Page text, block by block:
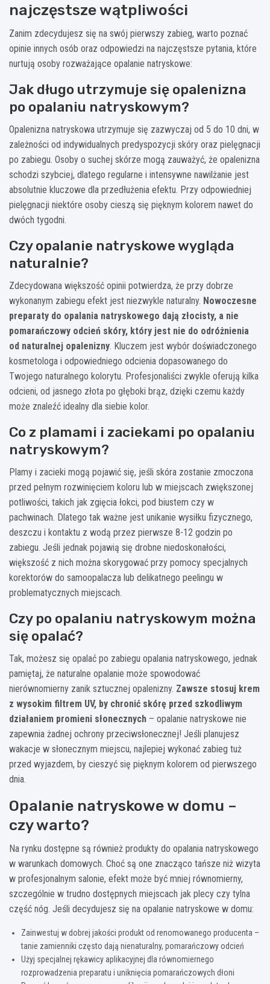
najczęstsze wątpliwości
Zanim zdecydujesz się na swój pierwszy zabieg, warto poznać
opinie innych osób oraz odpowiedzi na najczęstsze pytania, które
nurtują osoby rozważające opalanie natryskowe:
Jak długo utrzymuje się opalenizna
po opalaniu natryskowym?
Opalenizna natryskowa utrzymuje się zazwyczaj od 5 do 10 dni, w
zależności od indywidualnych predyspozycji skóry oraz pielęgnacji
po zabiegu. Osoby o suchej skórze mogą zauważyć, że opalenizna
schodzi szybciej, dlatego regularne i intensywne nawilżanie jest
absolutnie kluczowe dla przedłużenia efektu. Przy odpowiedniej
pielęgnacji niektóre osoby cieszą się pięknym kolorem nawet do
dwóch tygodni.
Czy opalanie natryskowe wygląda
naturalnie?
Zdecydowana większość opinii potwierdza, że przy dobrze
wykonanym zabiegu efekt jest niezwykle naturalny. Nowoczesne
preparaty do opalania natryskowego dają złocisty, a nie
pomarańczowy odcień skóry, który jest nie do odróżnienia
od naturalnej opalenizny. Kluczem jest wybór doświadczonego
kosmetologa i odpowiedniego odcienia dopasowanego do
Twojego naturalnego kolorytu. Profesjonaliści zwykle oferują kilka
odcieni, od jasnego złota po głęboki brąz, dzięki czemu każdy
może znaleźć idealny dla siebie kolor.
Co z plamami i zaciekami po opalaniu
natryskowym?
Plamy i zacieki mogą pojawić się, jeśli skóra zostanie zmoczona
przed pełnym rozwinięciem koloru lub w miejscach zwiększonej
potliwości, takich jak zgięcia łokci, pod biustem czy w
pachwinach. Dlatego tak ważne jest unikanie wysiłku fizycznego,
deszczu i kontaktu z wodą przez pierwsze 8-12 godzin po
zabiegu. Jeśli jednak pojawią się drobne niedoskonałości,
większość z nich można skorygować przy pomocy specjalnych
korektorów do samoopalacza lub delikatnego peelingu w
problematycznych miejscach.
Czy po opalaniu natryskowym można
się opalać?
Tak, możesz się opalać po zabiegu opalania natryskowego, jednak
pamiętaj, że naturalne opalanie może spowodować
nierównomierny zanik sztucznej opalenizny. Zawsze stosuj krem
z wysokim filtrem UV, by chronić skórę przed szkodliwym
działaniem promieni słonecznych – opalanie natryskowe nie
zapewnia żadnej ochrony przeciwsłonecznej! Jeśli planujesz
wakacje w słonecznym miejscu, najlepiej wykonać zabieg tuż
przed wyjazdem, by cieszyć się pięknym kolorem od pierwszego
dnia.
Opalanie natryskowe w domu –
czy warto?
Na rynku dostępne są również produkty do opalania natryskowego
w warunkach domowych. Choć są one znacząco tańsze niż wizyta
w profesjonalnym salonie, efekt może być mniej równomierny,
szczególnie w trudno dostępnych miejscach jak plecy czy tylna
część nóg. Jeśli decydujesz się na opalanie natryskowe w domu:
Zainwestuj w dobrej jakości produkt od renomowanego producenta –
tanie zamienniki często dają nienaturalny, pomarańczowy odcień
Użyj specjalnej rękawicy aplikacyjnej dla równomiernego
rozprowadzenia preparatu i uniknięcia pomarańczowych dłoni